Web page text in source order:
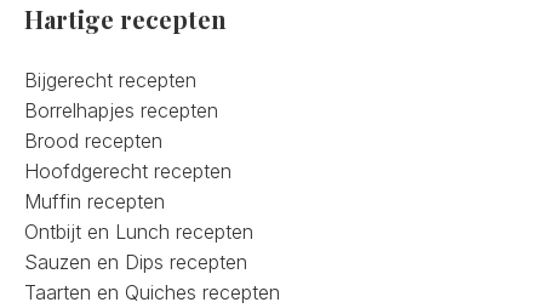
Hartige recepten
Bijgerecht recepten
Borrelhapjes recepten
Brood recepten
Hoofdgerecht recepten
Muffin recepten
Ontbijt en Lunch recepten
Sauzen en Dips recepten
Taarten en Quiches recepten